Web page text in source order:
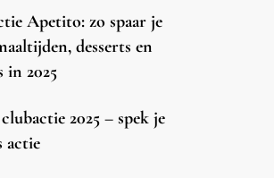
Apetito: zo spaar je
desserts en
in 2025
2025 – spek je
actie